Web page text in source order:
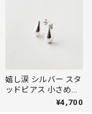
嬉し涙 シルバー スタ
ッドピアス 小さめピ
アス プチピアス¥4,700